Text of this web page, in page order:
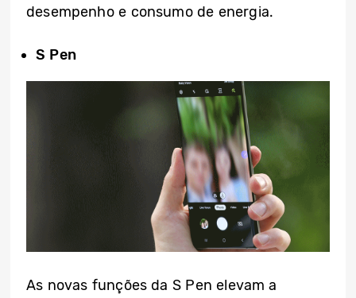
desempenho e consumo de energia.
S Pen
As novas funções da S Pen elevam a